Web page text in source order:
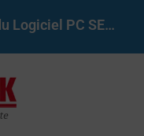
Mise à jour du Logiciel PC SET pour le REINER 1025/970 7.50